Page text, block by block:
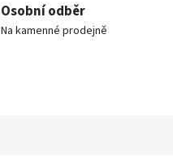
Osobní odběr
Na kamenné prodejně